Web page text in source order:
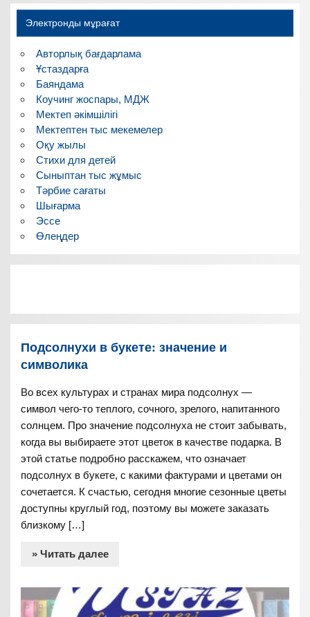
Электронды мұрағат
Авторлық бағдарлама
Ұстаздарға
Баяндама
Коучинг жоспары, МДЖ
Мектеп әкімшілігі
Мектептен тыс мекемелер
Оқу жылы
Стихи для детей
Сыныптан тыс жұмыс
Тәрбие сағаты
Шығарма
Эссе
Өлеңдер
Подсолнухи в букете: значение и
символика
Во всех культурах и странах мира подсолнух —
символ чего-то теплого, сочного, зрелого, напитанного
солнцем. Про значение подсолнуха не стоит забывать,
когда вы выбираете этот цветок в качестве подарка. В
этой статье подробно расскажем, что означает
подсолнух в букете, с какими фактурами и цветами он
сочетается. К счастью, сегодня многие сезонные цветы
доступны круглый год, поэтому вы можете заказать
близкому […]
» Читать далее